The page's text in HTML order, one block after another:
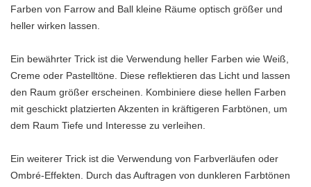
Farben von Farrow and Ball kleine Räume optisch größer und
heller wirken lassen.
Ein bewährter Trick ist die Verwendung heller Farben wie Weiß,
Creme oder Pastelltöne. Diese reflektieren das Licht und lassen
den Raum größer erscheinen. Kombiniere diese hellen Farben
mit geschickt platzierten Akzenten in kräftigeren Farbtönen, um
dem Raum Tiefe und Interesse zu verleihen.
Ein weiterer Trick ist die Verwendung von Farbverläufen oder
Ombré-Effekten. Durch das Auftragen von dunkleren Farbtönen